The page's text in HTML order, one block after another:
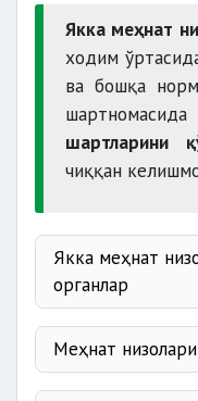
Якка меҳнат
ходим
ва бошқа
шартномасида
шартларини
чиққан
Якка меҳнат
органлар
Меҳнат